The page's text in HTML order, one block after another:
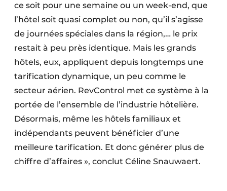
ce soit pour une semaine ou un week-end, que
l’hôtel soit quasi complet ou non, qu’il s’agisse
de journées spéciales dans la région,… le prix
restait à peu près identique. Mais les grands
hôtels, eux, appliquent depuis longtemps une
tarification dynamique, un peu comme le
secteur aérien. RevControl met ce système à la
portée de l’ensemble de l’industrie hôtelière.
Désormais, même les hôtels familiaux et
indépendants peuvent bénéficier d’une
meilleure tarification. Et donc générer plus de
chiffre d’affaires », conclut Céline Snauwaert.